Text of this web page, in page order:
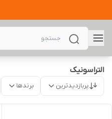
التراسونیک
پربازدیدترین برندها